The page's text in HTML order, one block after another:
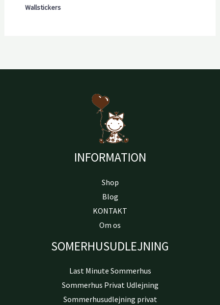
Wallstickers
INFORMATION
Shop
Blog
KONTAKT
Om os
SOMERHUSUDLEJNING
Last Minute Sommerhus
Sommerhus Privat Udlejning
Sommerhusudlejning privat